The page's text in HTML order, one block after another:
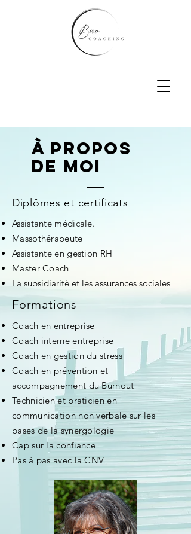
À propos
de moi
Diplômes et certificats
Assistante médicale.
Massothérapeute
Assistante en gestion RH
Master Coach
La subsidiarité et les assurances sociales
Formations
Coach en entreprise
Coach interne entreprise
Coach en gestion du stress
Coach en prévention et
accompagnement du Burnout
Technicien et praticien en
communication non verbale sur les
bases de la synergologie
Cap sur la confiance
Pas à pas avec la CNV